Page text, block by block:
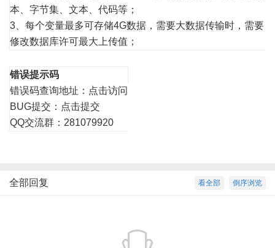
本、字节集、文本、代码等；
3、每个变量最多可存储4G数据，需要大数据传输时，需要
修改数据库许可最大上传值；
错误提示码
错误码查询地址： 点击访问
BUG提交： 点击提交
QQ交流群：281079920
倒序浏览
看全部
全部回复